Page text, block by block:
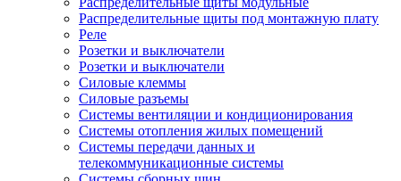
Распределительные щиты под монтажную плату
Реле
Розетки и выключатели
Розетки и выключатели
Силовые клеммы
Силовые разъемы
Системы вентиляции и кондиционирования
Системы отопления жилых помещений
Системы передачи данных и
телекоммуникационные системы